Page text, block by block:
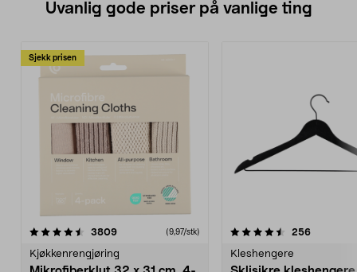
Uvanlig gode priser på vanlige ting
Sjekk prisen
3809anmeldelser(9,97/stk)
Kjøkkenrengjøring
4.5av 5 stjerner 256
Kleshengere
4.5av 5 stjerner